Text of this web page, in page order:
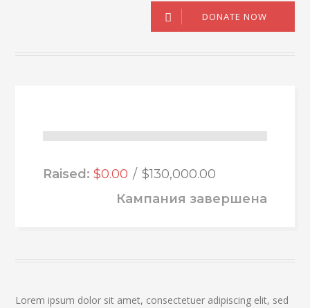
DONATE NOW
Raised:$0.00
$130,000.00
Кампания завершена
Lorem ipsum dolor sit amet, consectetuer adipiscing elit, sed